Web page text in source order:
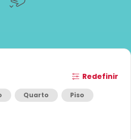
Redefinir
Quarto
Piso